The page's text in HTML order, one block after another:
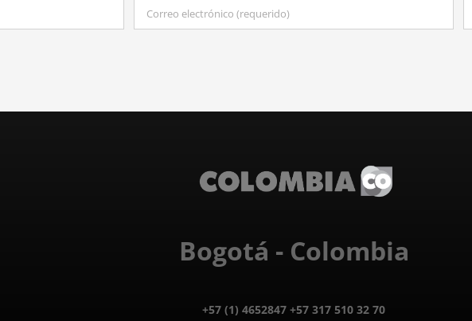
Bogotá - Colombia
+57 (1) 4652847 +57 317 510 32 70